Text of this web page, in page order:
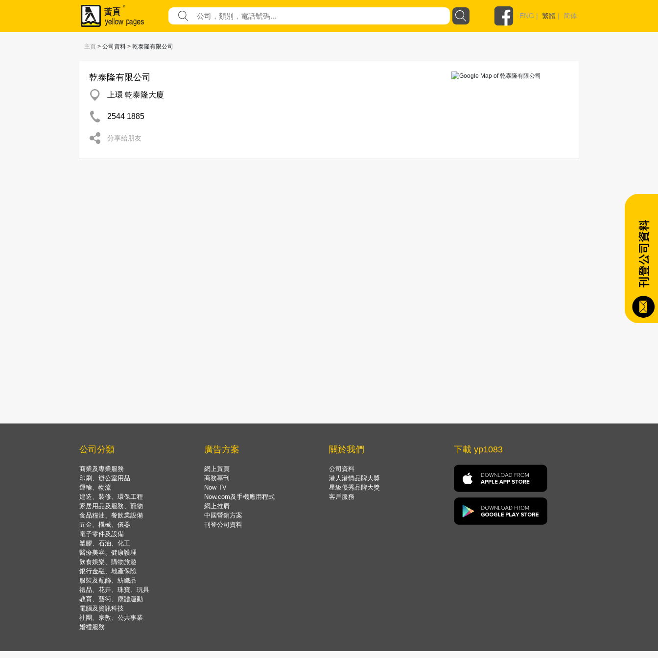
ENG | 繁體 | 简体
主頁 > 公司資料 > 乾泰隆有限公司
乾泰隆有限公司
上環 乾泰隆大廈
2544 1885
分享給朋友
公司分類
商業及專業服務
印刷、辦公室用品
運輸、物流
建造、裝修、環保工程
家居用品及服務、寵物
食品糧油、餐飲業設備
五金、機械、儀器
電子零件及設備
塑膠、石油、化工
醫療美容、健康護理
飲食娛樂、購物旅遊
銀行金融、地產保險
服裝及配飾、紡織品
禮品、花卉、珠寶、玩具
教育、藝術、康體運動
電腦及資訊科技
社團、宗教、公共事業
婚禮服務
廣告方案
網上黃頁
商務專刊
Now TV
Now.com及手機應用程式
網上推廣
中國營銷方案
刊登公司資料
關於我們
公司資料
港人港情品牌大獎
星級優秀品牌大獎
客戶服務
下載 yp1083